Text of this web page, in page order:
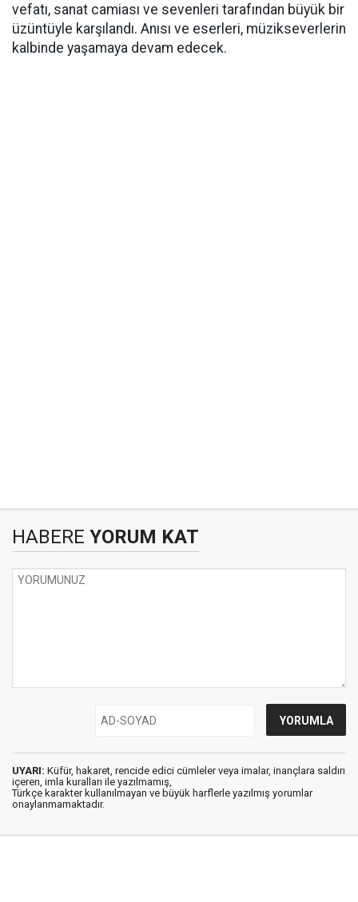
vefatı, sanat camiası ve sevenleri tarafından büyük bir
üzüntüyle karşılandı. Anısı ve eserleri, müzikseverlerin
kalbinde yaşamaya devam edecek.
HABERE YORUM KAT
UYARI: Küfür, hakaret, rencide edici cümleler veya imalar, inançlara saldırı
içeren, imla kuralları ile yazılmamış,
Türkçe karakter kullanılmayan ve büyük harflerle yazılmış yorumlar
onaylanmamaktadır.